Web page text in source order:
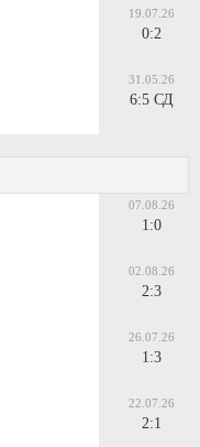
19.07.26
0:2
31.05.26
6:5 СД
07.08.26
1:0
02.08.26
2:3
26.07.26
1:3
22.07.26
2:1